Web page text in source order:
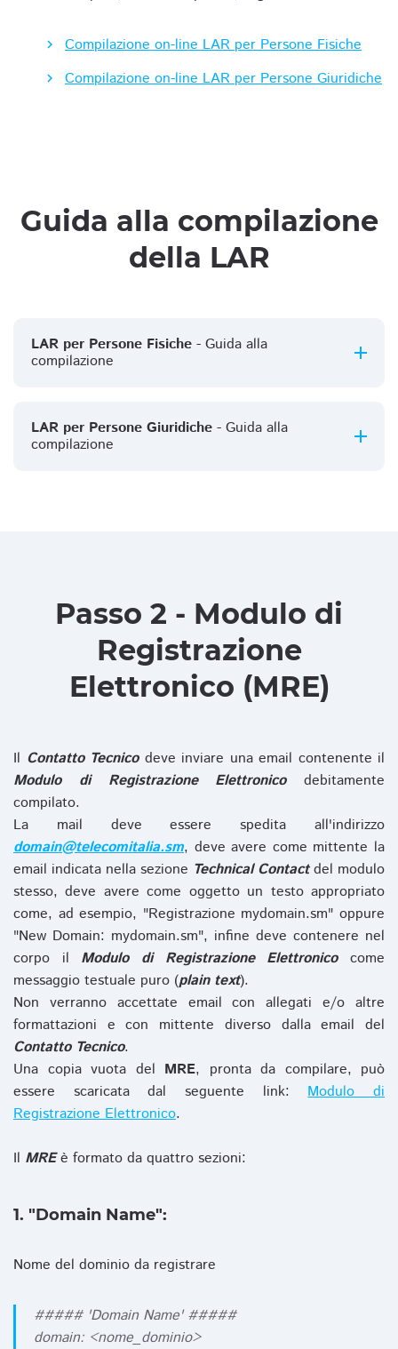
Compilazione on-line LAR per Persone Fisiche
Compilazione on-line LAR per Persone Giuridiche
Guida alla compilazione
della LAR
LAR per Persone Fisiche - Guida alla
compilazione
LAR per Persone Giuridiche - Guida alla
compilazione
Passo 2 - Modulo di
Registrazione
Elettronico (MRE)
Il Contatto Tecnicodeve inviare una email contenente il
Modulo di Registrazione Elettronicodebitamente
compilato.
La mail deve essere spedita all'indirizzo
domain@telecomitalia.sm, deve avere come mittente la
email indicata nella sezione Technical Contactdel modulo
stesso, deve avere come oggetto un testo appropriato
come, ad esempio, "Registrazione mydomain.sm" oppure
"New Domain: mydomain.sm", infine deve contenere nel
corpo il Modulo di Registrazione Elettronicocome
messaggio testuale puro (plain text).
Non verranno accettate email con allegati e/o altre
formattazioni e con mittente diverso dalla email del
Contatto Tecnico.
Una copia vuota del MRE, pronta da compilare, può
essere scaricata dal seguente link:Modulo di
Registrazione Elettronico.
Il MREè formato da quattro sezioni:
1. "Domain Name":
Nome del dominio da registrare
##### 'Domain Name' #####
domain: <nome_dominio>